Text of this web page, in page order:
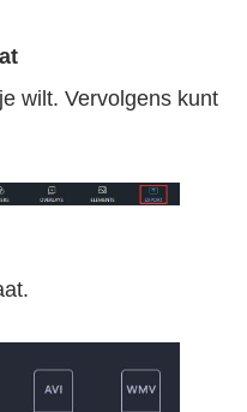
wilt. Vervolgens kunt